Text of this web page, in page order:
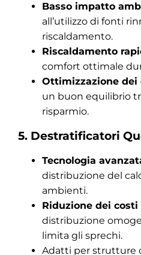
Basso impatto
all’utilizzo di fonti
riscaldamento.
Riscaldamento
comfort ottimale
Ottimizzazione dei
un buon equilibrio
risparmio.
5. Destratificatori
Tecnologia
distribuzione del
ambienti.
Riduzione dei
distribuzione
limita gli sprechi.
Adatti per strutture